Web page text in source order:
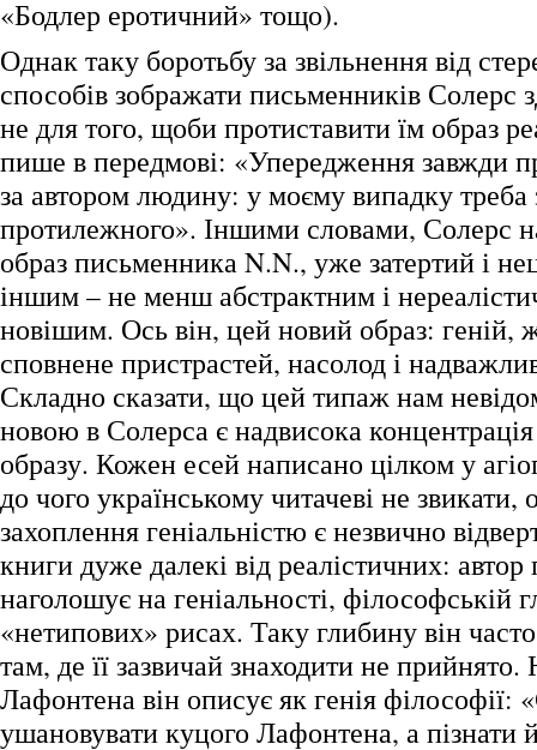
«Бодлер еротичний» тощо).
Однак таку боротьбу за звільнення від
способів зображати письменників Солерс
не для того, щоби протиставити їм образ
пише в передмові: «Упередження завжди
за автором людину: у моєму випадку треба
протилежного». Іншими словами, Солерс
образ письменника N.N., уже затертий і
іншим – не менш абстрактним і
новішим. Ось він, цей новий образ: геній,
сповнене пристрастей, насолод і
Складно сказати, що цей типаж нам
новою в Солерса є надвисока
образу. Кожен есей написано цілком у
до чого українському читачеві не
захоплення геніальністю є незвично
книги дуже далекі від реалістичних: автор
наголошує на геніальності, філософській
«нетипових» рисах. Таку глибину він
там, де її зазвичай знаходити не
Лафонтена він описує як генія філософії:
ушановувати куцого Лафонтена, а пізнати